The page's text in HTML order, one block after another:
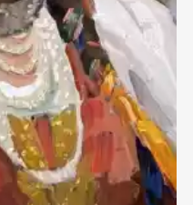
ekb.rakovgallery.ru